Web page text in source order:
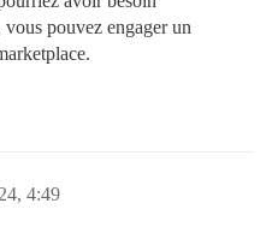
pouvez engager un
4:49